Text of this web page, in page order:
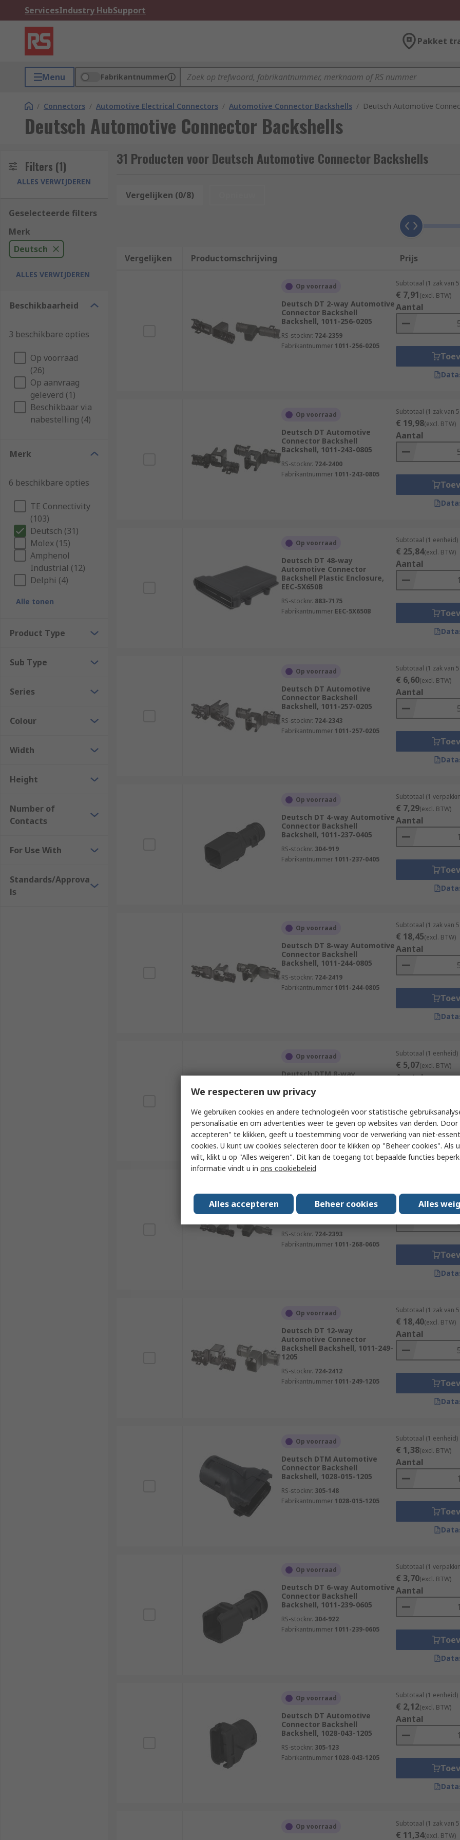
ServicesIndustry HubSupport
Pakket
Menu Fabrikantnummer
/ Connectors / Automotive Electrical Connectors / Automotive Connector Backshells / Deutsch Automotive
Deutsch Automotive Connector Backshells
Filters (1)
ALLES VERWIJDEREN
Geselecteerde filters
Merk
Deutsch
ALLES VERWIJDEREN
Beschikbaarheid
3 beschikbare opties
Op voorraad
(26)
Op aanvraag
geleverd (1)
Beschikbaar via
nabestelling (4)
Merk
6 beschikbare opties
TE Connectivity
(103)
Deutsch (31)
Molex (15)
Amphenol
Industrial (12)
Delphi (4)
Alle tonen
Product Type
Sub Type
Series
Colour
Width
Height
Number of
Contacts
For Use With
Standards/Approva
ls
31 Producten voor Deutsch Automotive Connector Backshells
Vergelijken (0/8)
Vergelijken Productomschrijving Prijs
Op voorraad
Deutsch DT 2-way Automotive
Connector Backshell
Backshell, 1011-256-0205
RS-stocknr. 724-2359
Fabrikantnummer 1011-256-0205
Subtotaal (1 zak van
€ 7,91(excl. BTW)
Aantal
Op voorraad
Deutsch DT Automotive
Connector Backshell
Backshell, 1011-243-0805
RS-stocknr. 724-2400
Fabrikantnummer 1011-243-0805
Subtotaal (1 zak van
€ 19,98(excl. BTW)
Aantal
Op voorraad
Deutsch DT 48-way
Automotive Connector
Backshell Plastic Enclosure,
EEC-5X650B
RS-stocknr. 883-7175
Fabrikantnummer EEC-5X650B
Subtotaal (1 eenheid)
€ 25,84(excl. BTW)
Aantal
Op voorraad
Deutsch DT Automotive
Connector Backshell
Backshell, 1011-257-0205
RS-stocknr. 724-2343
Fabrikantnummer 1011-257-0205
Subtotaal (1 zak van
€ 6,60(excl. BTW)
Aantal
Op voorraad
Deutsch DT 4-way Automotive
Connector Backshell
Backshell, 1011-237-0405
RS-stocknr. 304-919
Fabrikantnummer 1011-237-0405
Subtotaal (1
€ 7,29(excl. BTW)
Aantal
Op voorraad
Deutsch DT 8-way Automotive
Connector Backshell
Backshell, 1011-244-0805
RS-stocknr. 724-2419
Fabrikantnummer 1011-244-0805
Subtotaal (1 zak van
€ 18,45(excl. BTW)
Aantal
Op voorraad
Deutsch DTM 8-way
Backshell Housing, DTM06-
08SA
RS-stocknr.349-905
Fabrikantnummer DTM06-08SA
Subtotaal (1 eenheid)
€ 5,07(excl. BTW)
Aantal
Deutsch DT 6-way Automotive
Connector Backshell
RS-stocknr. 724-2393
Fabrikantnummer 1011-268-0605
€ 23,23(excl. BTW)
Aantal
Op voorraad
Deutsch DT 12-way
Automotive Connector
Backshell Backshell, 1011-249-
1205
RS-stocknr. 724-2412
Fabrikantnummer 1011-249-1205
Subtotaal (1 zak van
€ 18,40(excl. BTW)
Aantal
Op voorraad
Deutsch DTM Automotive
Connector Backshell
Backshell, 1028-015-1205
RS-stocknr. 305-148
Fabrikantnummer 1028-015-1205
Subtotaal (1 eenheid)
€ 1,38(excl. BTW)
Aantal
Op voorraad
Deutsch DT 6-way Automotive
Connector Backshell
Backshell, 1011-239-0605
RS-stocknr. 304-922
Fabrikantnummer 1011-239-0605
Subtotaal (1
€ 3,70(excl. BTW)
Aantal
Op voorraad
Deutsch DT Automotive
Connector Backshell
Backshell, 1028-043-1205
RS-stocknr. 305-123
Fabrikantnummer 1028-043-1205
Subtotaal (1 eenheid)
€ 2,12(excl. BTW)
Aantal
Op voorraad Subtotaal (1 zak van
€ 11,34(excl. BTW)
We respecteren uw privacy
We gebruiken cookies en andere technologieën voor statistische
personalisatie en om advertenties weer te geven op websites van derden. Door
accepteren" te klikken, geeft u toestemming voor de verwerking van niet-
cookies. U kunt uw cookies selecteren door te klikken op "Beheer cookies". Als
wilt, klikt u op "Alles weigeren". Dit kan de toegang tot bepaalde functies
informatie vindt u in ons cookiebeleid
Alles accepteren Beheer cookies Alles